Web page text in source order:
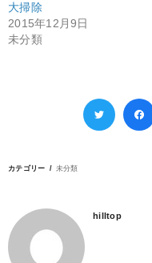
大掃除
2015年12月9日
未分類
カテゴリー 未分類
hilltop